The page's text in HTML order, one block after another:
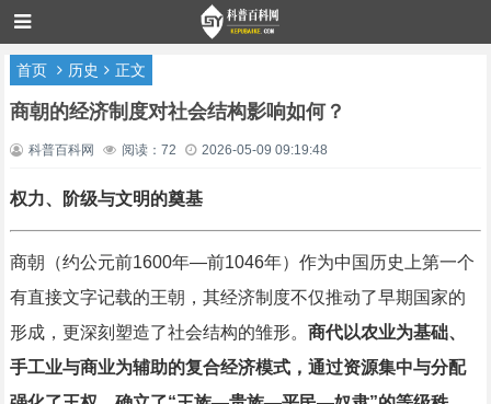
首页 历史 正文
商朝的经济制度对社会结构影响如何？
科普百科网 阅读：72 2026-05-09 09:19:48
权力、阶级与文明的奠基
商朝（约公元前1600年—前1046年）作为中国历史上第一个
有直接文字记载的王朝，其经济制度不仅推动了早期国家的
形成，更深刻塑造了社会结构的雏形。 商代以农业为基础、
手工业与商业为辅助的复合经济模式，通过资源集中与分配